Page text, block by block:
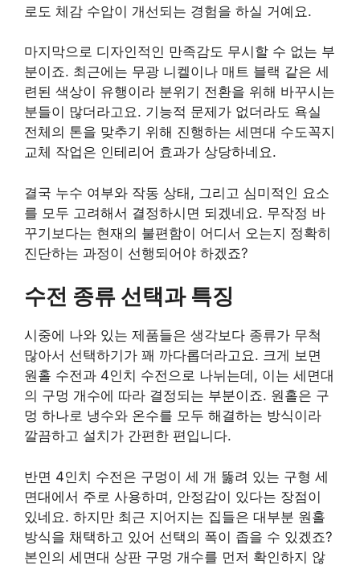
로도 체감 수압이 개선되는 경험을 하실 거예요.
마지막으로 디자인적인 만족감도 무시할 수 없는 부
분이죠. 최근에는 무광 니켈이나 매트 블랙 같은 세
련된 색상이 유행이라 분위기 전환을 위해 바꾸시는
분들이 많더라고요. 기능적 문제가 없더라도 욕실
전체의 톤을 맞추기 위해 진행하는 세면대 수도꼭지
교체 작업은 인테리어 효과가 상당하네요.
결국 누수 여부와 작동 상태, 그리고 심미적인 요소
를 모두 고려해서 결정하시면 되겠네요. 무작정 바
꾸기보다는 현재의 불편함이 어디서 오는지 정확히
진단하는 과정이 선행되어야 하겠죠?
수전 종류 선택과 특징
시중에 나와 있는 제품들은 생각보다 종류가 무척
많아서 선택하기가 꽤 까다롭더라고요. 크게 보면
원홀 수전과 4인치 수전으로 나뉘는데, 이는 세면대
의 구멍 개수에 따라 결정되는 부분이죠. 원홀은 구
멍 하나로 냉수와 온수를 모두 해결하는 방식이라
깔끔하고 설치가 간편한 편입니다.
반면 4인치 수전은 구멍이 세 개 뚫려 있는 구형 세
면대에서 주로 사용하며, 안정감이 있다는 장점이
있네요. 하지만 최근 지어지는 집들은 대부분 원홀
방식을 채택하고 있어 선택의 폭이 좁을 수 있겠죠?
본인의 세면대 상판 구멍 개수를 먼저 확인하지 않